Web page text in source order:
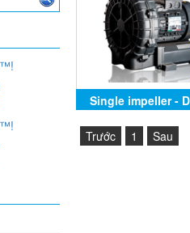
Single impeller -
stage
Trước
1 Sau